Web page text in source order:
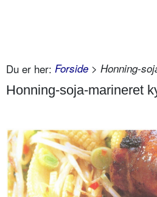
Du er her: Forside > Honning-
Honning-soja-marineret